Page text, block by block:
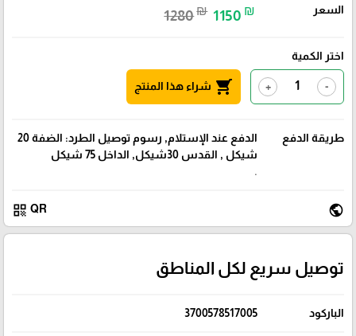
السعر 1280₪ 1150 ₪
اختر الكمية
-
+
shopping_cart شراء هذا المنتج
طريقة الدفع
الدفع عند الإستلام, رسوم توصيل الطرد: الضفة 20
شيكل , القدس 30شيكل, الداخل 75 شيكل
.
public
QR
qr_code
توصيل سريع لكل المناطق
الباركود 3700578517005